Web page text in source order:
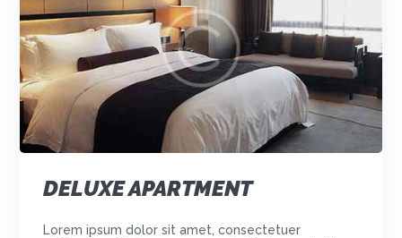
DELUXE APARTMENT
Lorem ipsum dolor sit amet, consectetuer